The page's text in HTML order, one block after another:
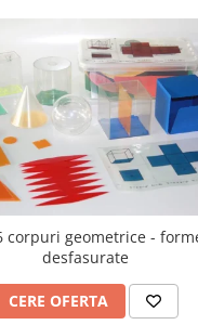
corpuri geometrice -
desfasurate
CERE OFERTA